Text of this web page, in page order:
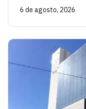
6 de agosto, 2026